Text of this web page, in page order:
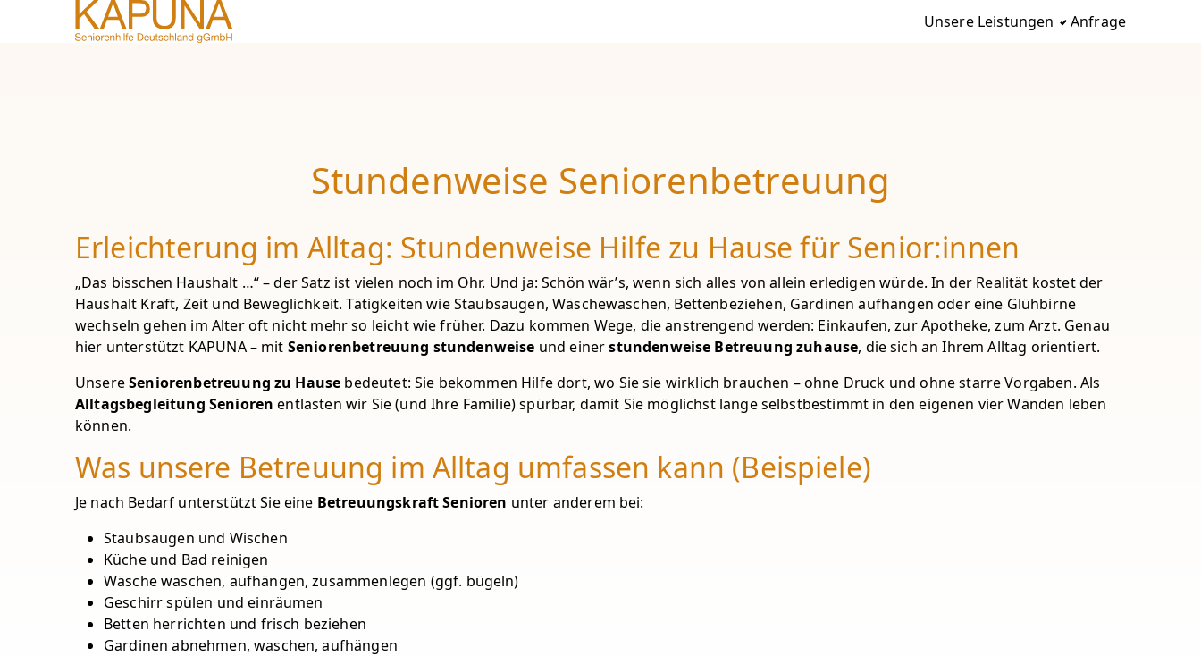
Unsere Leistungen Anfrage
Stundenweise Seniorenbetreuung
Erleichterung im Alltag: Stundenweise Hilfe zu Hause für Senior:innen
„Das bisschen Haushalt …“ – der Satz ist vielen noch im Ohr. Und ja: Schön wär’s, wenn sich alles von allein erledigen würde. In der Realität kostet der
Haushalt Kraft, Zeit und Beweglichkeit. Tätigkeiten wie Staubsaugen, Wäschewaschen, Bettenbeziehen, Gardinen aufhängen oder eine Glühbirne
wechseln gehen im Alter oft nicht mehr so leicht wie früher. Dazu kommen Wege, die anstrengend werden: Einkaufen, zur Apotheke, zum Arzt. Genau
hier unterstützt KAPUNA – mit Seniorenbetreuung stundenweise und einerstundenweise Betreuung zuhause, die sich an Ihrem Alltag orientiert.
UnsereSeniorenbetreuung zu Hause bedeutet: Sie bekommen Hilfe dort, wo Sie sie wirklich brauchen – ohne Druck und ohne starre Vorgaben. Als
Alltagsbegleitung Senioren entlasten wir Sie (und Ihre Familie) spürbar, damit Sie möglichst lange selbstbestimmt in den eigenen vier Wänden leben
können.
Was unsere Betreuung im Alltag umfassen kann (Beispiele)
Je nach Bedarf unterstützt Sie eine Betreuungskraft Senioren unter anderem bei:
Staubsaugen und Wischen
Küche und Bad reinigen
Wäsche waschen, aufhängen, zusammenlegen (ggf. bügeln)
Geschirr spülen und einräumen
Betten herrichten und frisch beziehen
Gardinen abnehmen, waschen, aufhängen